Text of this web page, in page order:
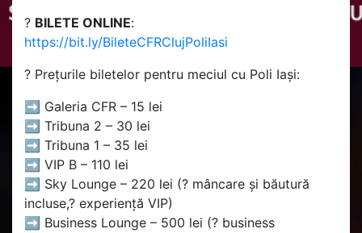
?️ BILETE ONLINE:
https://bit.ly/BileteCFRClujPoliIasi
?️ Prețurile biletelor pentru meciul cu Poli Iași:
➡️ Galeria CFR – 15 lei
➡️ Tribuna 2 – 30 lei
➡️ Tribuna 1 – 35 lei
➡️ VIP B – 110 lei
➡️ Sky Lounge – 220 lei (?️ mâncare și băutură
incluse,? experiență VIP)
➡️ Business Lounge – 500 lei (? business